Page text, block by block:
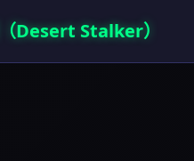
Desert Stalker）